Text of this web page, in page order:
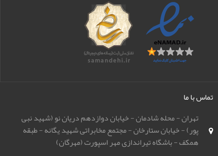
تماس با ما
تهران - محله شادمان - خیابان دوازدهم دریان نو (شهید نبی
پور) - خیابان ستارخان - مجتمع مخابراتی شهید یگانه - طبقه
همکف - باشگاه تیراندازی مهر اسپورت (مهرگان)